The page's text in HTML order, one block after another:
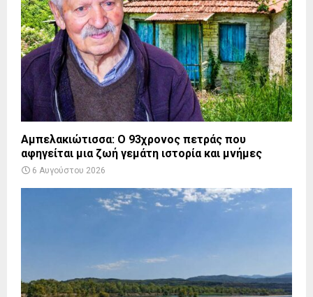
Αμπελακιώτισσα: Ο 93χρονος πετράς που
αφηγείται μια ζωή γεμάτη ιστορία και μνήμες
6 Αυγούστου 2026